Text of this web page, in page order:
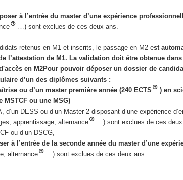
à l’entrée du master d’une expérience
…) sont exclues de ces deux ans.
retenus en M1 et inscrits, le passage en M2 est
l’attestation de M1. La validation doit être obtenue
en M2Pour pouvoir déposer un dossier de
d’un des diplômes suivants :
ou d’un master première année (240 ECTS
) en
MSTCF ou une MSG)
d’un DESS ou d’un Master 2 disposant d’une expérience
apprentissage, alternance
…) sont exclues de ces deux
ou d’un DSCG,
à l’entrée de la seconde année du master d’une
alternance
…) sont exclues de ces deux ans.